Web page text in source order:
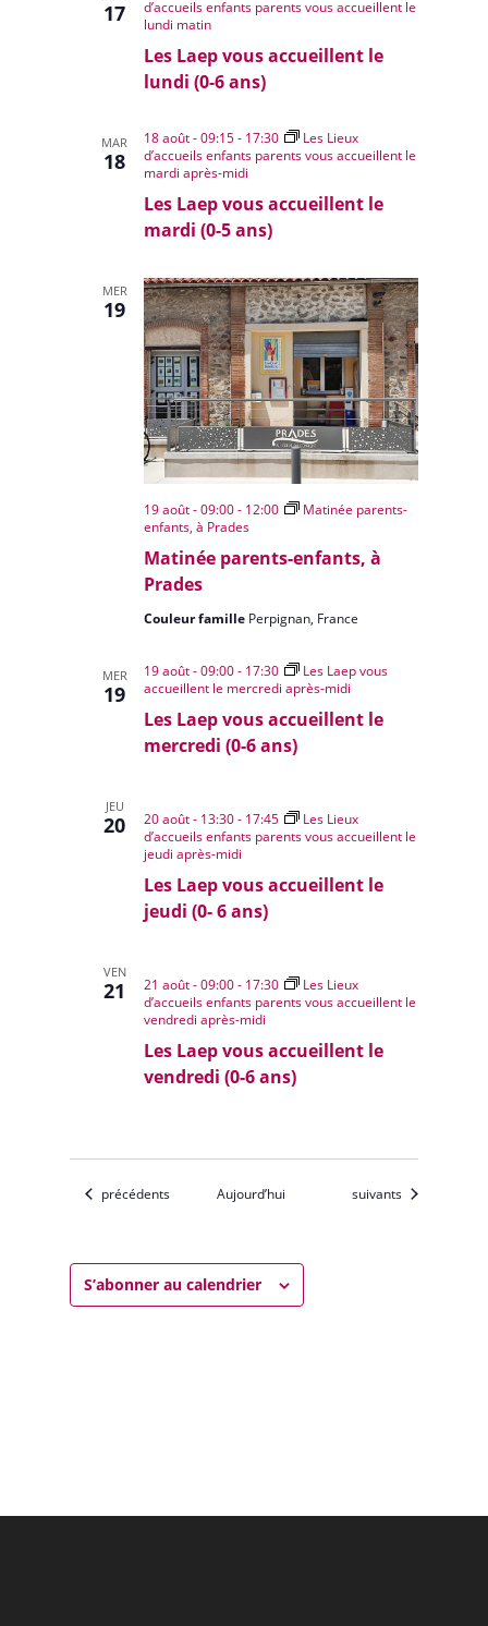
17
Les Laep vous accueillent le
lundi (0-6 ans)
d’accueils enfants parents vous accueillent le
lundi matin
MAR
18
Les Laep vous accueillent le
mardi (0-5 ans)
18 août - 09:15- 17:30
Les Lieux
d’accueils enfants parents vous accueillent le
mardi après-midi
MER
19
Matinée parents-enfants, à
Prades
19 août - 09:00- 12:00
Matinée parents-
enfants, à Prades
Couleur famille Perpignan, France
MER
19
Les Laep vous accueillent le
mercredi (0-6 ans)
19 août - 09:00- 17:30
Les Laep vous
accueillent le mercredi après-midi
JEU
20
Les Laep vous accueillent le
jeudi (0- 6 ans)
20 août - 13:30- 17:45
Les Lieux
d’accueils enfants parents vous accueillent le
jeudi après-midi
VEN
21
Les Laep vous accueillent le
vendredi (0-6 ans)
21 août - 09:00- 17:30
Les Lieux
d’accueils enfants parents vous accueillent le
vendredi après-midi
Évènements
précédents Aujourd’hui Évènements
suivants
S’abonner au calendrier